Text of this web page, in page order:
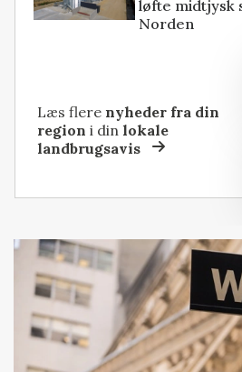
løfte midtjysk
Norden
Læs flere nyheder fra din
region i dinlokale
landbrugsavis